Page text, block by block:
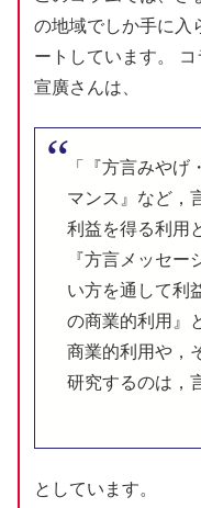
の地域でしか手に 入
ートし
宣廣さんは、
「『方言みやげ
マンス』など，
利益を得る利用
『方言メッセー
い方を通 して利
の商業的利用 』
商業的利用や，
研究するのは，
としています。